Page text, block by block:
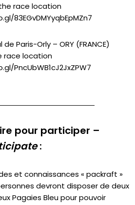
race location
83EGvDMYyqbEpMZn7
de Paris-Orly – ORY (FRANCE)
race location
PncUbWB1cJ2JxZPW7
pour participer –
:
et connaissances « packraft »
devront disposer de deux
Pagaies Bleu pour pouvoir